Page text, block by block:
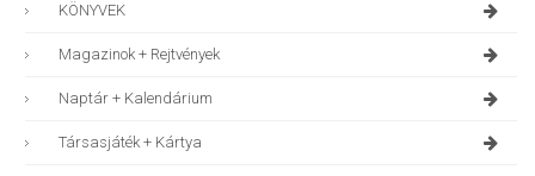
KÖNYVEK
Magazinok + Rejtvények
Naptár + Kalendárium
Társasjáték + Kártya